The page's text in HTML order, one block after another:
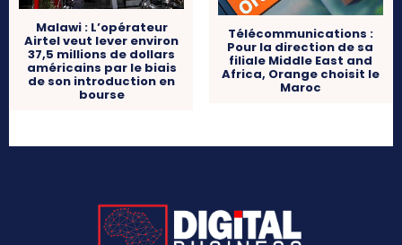
Malawi : L’opérateur
Airtel veut lever environ
37,5 millions de dollars
américains par le biais
de son introduction en
bourse
Télécommunications :
Pour la direction de sa
filiale Middle East and
Africa, Orange choisit le
Maroc